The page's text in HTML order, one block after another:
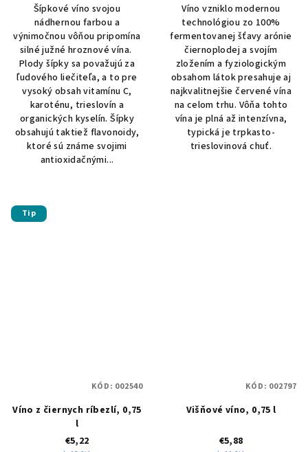
Šípkové víno svojou
nádhernou farbou a
výnimočnou vôňou pripomína
silné južné hroznové vína.
Plody šípky sa považujú za
ľudového liečiteľa, a to pre
vysoký obsah vitamínu C,
karoténu, trieslovín a
organických kyselín. Šípky
obsahujú taktiež flavonoidy,
ktoré sú známe svojimi
antioxidačnými...
Víno vzniklo modernou
technológiou zo 100%
fermentovanej šťavy arónie
čiernoplodej a svojím
zložením a fyziologickým
obsahom látok presahuje aj
najkvalitnejšie červené vína
na celom trhu. Vôňa tohto
vína je plná až intenzívna,
typická je trpkasto-
trieslovinová chuť.
Tip
Víno z čiernych ríbezlí, 0,75
l
€5,22
KÓD: 002540
Višňové víno, 0,75 l
€5,88
KÓD: 002797